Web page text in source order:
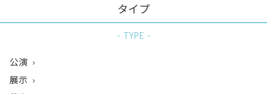
タイプ
TYPE
公演
展示